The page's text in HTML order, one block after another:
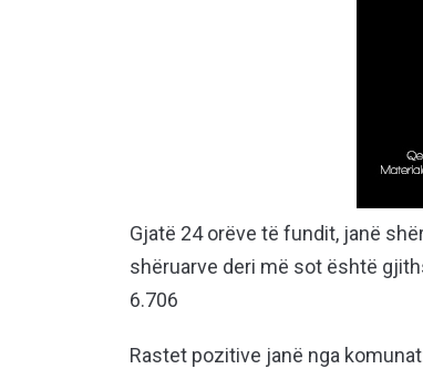
Gjatë 24 orëve të fundit, janë
shëruarve deri më sot është
6.706
Rastet pozitive janë nga